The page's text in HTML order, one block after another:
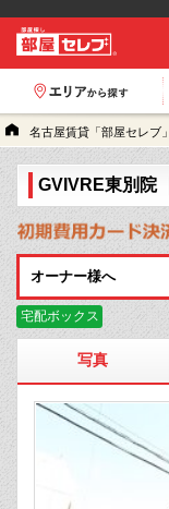
名古屋賃貸「部屋セレブ」
GVIVRE東別院
オーナー様へ
宅配ボックス
写真